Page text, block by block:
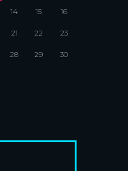
14 15 16
21 22 23
28 29 30